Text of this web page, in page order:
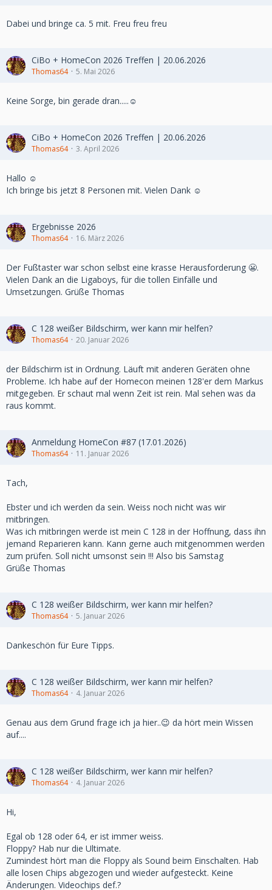
Dabei und bringe ca. 5 mit. Freu freu freu
CiBo + HomeCon 2026 Treffen | 20.06.2026
Thomas64 5. Mai 2026
Keine Sorge, bin gerade dran.....☺️
CiBo + HomeCon 2026 Treffen | 20.06.2026
Thomas64 3. April 2026
Hallo ☺️
Ich bringe bis jetzt 8 Personen mit. Vielen Dank ☺️
Ergebnisse 2026
Thomas64 16. März 2026
Der Fußtaster war schon selbst eine krasse Herausforderung 😬.
Vielen Dank an die Ligaboys, für die tollen Einfälle und
Umsetzungen. Grüße Thomas
C 128 weißer Bildschirm, wer kann mir helfen?
Thomas64 20. Januar 2026
der Bildschirm ist in Ordnung. Läuft mit anderen Geräten ohne
Probleme. Ich habe auf der Homecon meinen 128'er dem Markus
mitgegeben. Er schaut mal wenn Zeit ist rein. Mal sehen was da
raus kommt.
Anmeldung HomeCon #87 (17.01.2026)
Thomas64 11. Januar 2026
Tach,
Ebster und ich werden da sein. Weiss noch nicht was wir
mitbringen.
Was ich mitbringen werde ist mein C 128 in der Hoffnung, dass ihn
jemand Reparieren kann. Kann gerne auch mitgenommen werden
zum prüfen. Soll nicht umsonst sein !!! Also bis Samstag
Grüße Thomas
C 128 weißer Bildschirm, wer kann mir helfen?
Thomas64 5. Januar 2026
Dankeschön für Eure Tipps.
C 128 weißer Bildschirm, wer kann mir helfen?
Thomas64 4. Januar 2026
Genau aus dem Grund frage ich ja hier..😉 da hört mein Wissen
auf....
C 128 weißer Bildschirm, wer kann mir helfen?
Thomas64 4. Januar 2026
Hi,
Egal ob 128 oder 64, er ist immer weiss.
Floppy? Hab nur die Ultimate.
Zumindest hört man die Floppy als Sound beim Einschalten. Hab
alle losen Chips abgezogen und wieder aufgesteckt. Keine
Änderungen. Videochips def.?